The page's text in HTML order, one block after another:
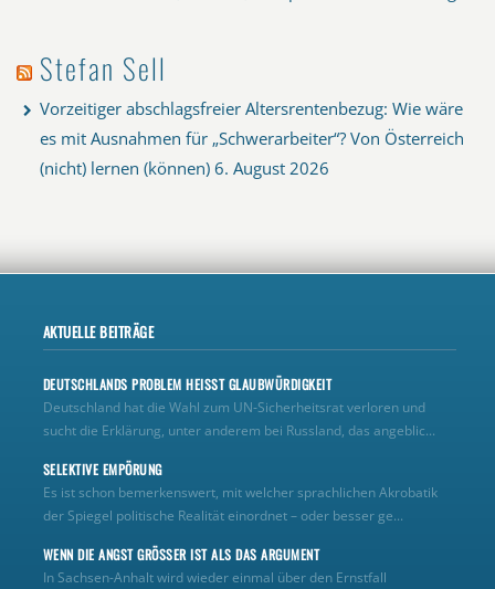
Stefan Sell
Vorzeitiger abschlagsfreier Altersrentenbezug: Wie wäre
es mit Ausnahmen für „Schwerarbeiter“? Von Österreich
(nicht) lernen (können) 6. August 2026
AKTUELLE BEITRÄGE
DEUTSCHLANDS PROBLEM HEISST GLAUBWÜRDIGKEIT
Deutschland hat die Wahl zum UN‑Sicherheitsrat verloren und
sucht die Erklärung, unter anderem bei Russland, das angeblic...
SELEKTIVE EMPÖRUNG
Es ist schon bemerkenswert, mit welcher sprachlichen Akrobatik
der Spiegel politische Realität einordnet – oder besser ge...
WENN DIE ANGST GRÖSSER IST ALS DAS ARGUMENT
In Sachsen-Anhalt wird wieder einmal über den Ernstfall